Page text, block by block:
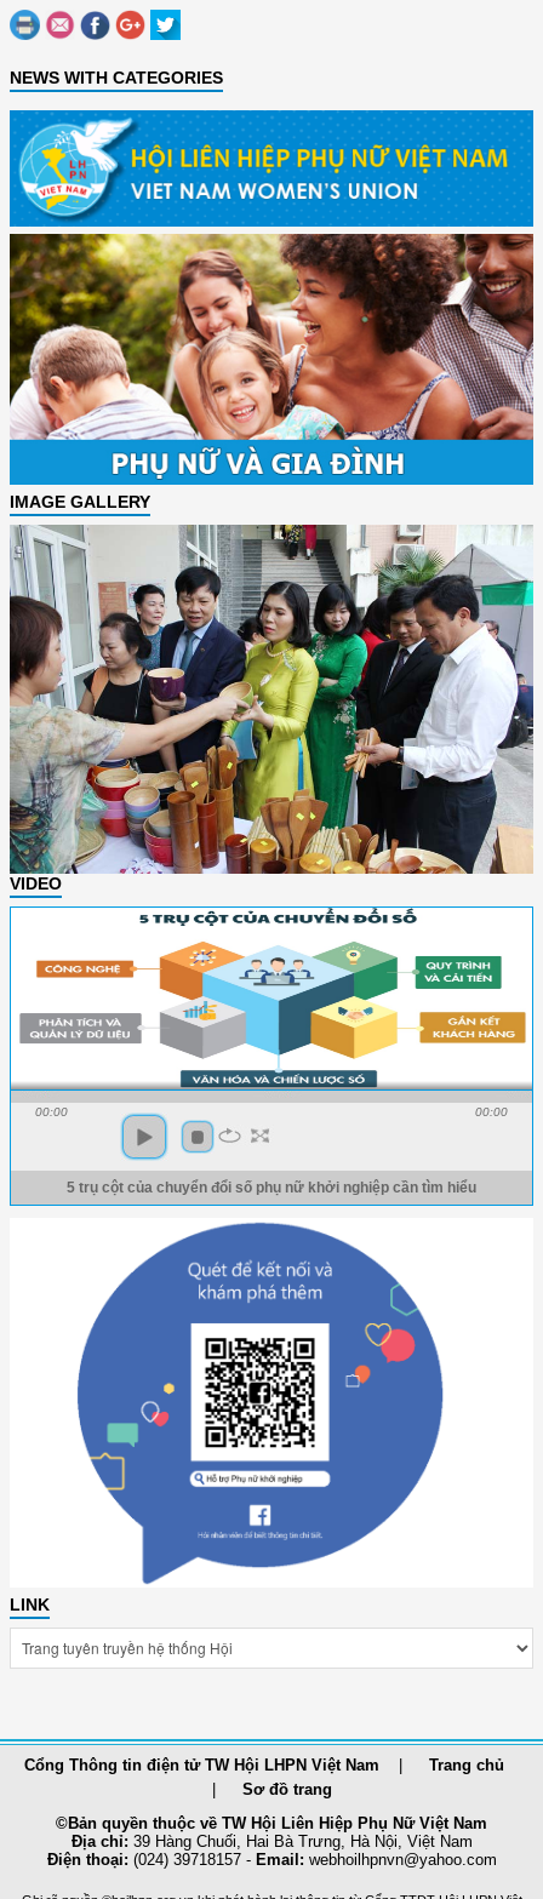
NEWS WITH CATEGORIES
IMAGE GALLERY
VIDEO
00:00 00:00
5 trụ cột của chuyển đổi số phụ nữ khởi nghiệp cần tìm hiểu
LINK
Cổng Thông tin điện tử TW Hội LHPN Việt Nam
Trang chủ
Sơ đồ trang
©Bản quyền thuộc về TW Hội Liên Hiệp Phụ Nữ Việt Nam
Địa chỉ: 39 Hàng Chuối, Hai Bà Trưng, Hà Nội, Việt Nam
Điện thoại: (024) 39718157 - Email: webhoilhpnvn@yahoo.com